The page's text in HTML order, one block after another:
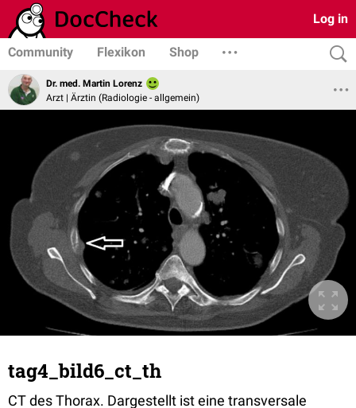
Log in
Community Flexikon Shop
Dr. med. Martin Lorenz
Arzt | Ärztin (Radiologie - allgemein)
tag4_bild6_ct_th
CT des Thorax. Dargestellt ist eine transversale